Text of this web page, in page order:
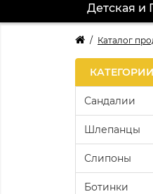
Детская и
Каталог
КАТЕГОРИИ
Сандалии
Шлепанцы
Слипоны
Ботинки